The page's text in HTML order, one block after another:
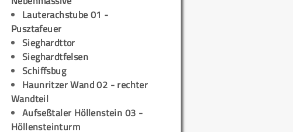
Lauterachstube 01 -
Pusztafeuer
Sieghardttor
Sieghardtfelsen
Schiffsbug
Haunritzer Wand 02 - rechter
Wandteil
Aufseßtaler Höllenstein 03 -
Höllensteinturm